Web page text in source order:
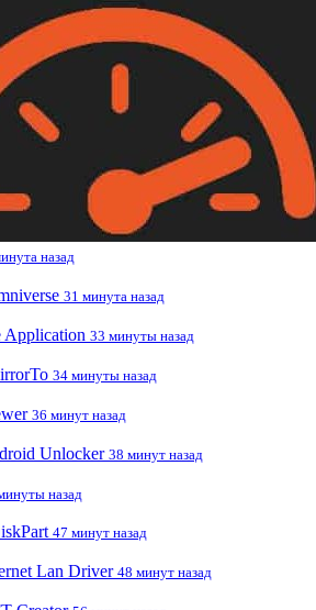
назад
31 минута назад
Application 33 минуты назад
34 минуты назад
36 минут назад
Unlocker 38 минут назад
назад
47 минут назад
Lan Driver 48 минут назад